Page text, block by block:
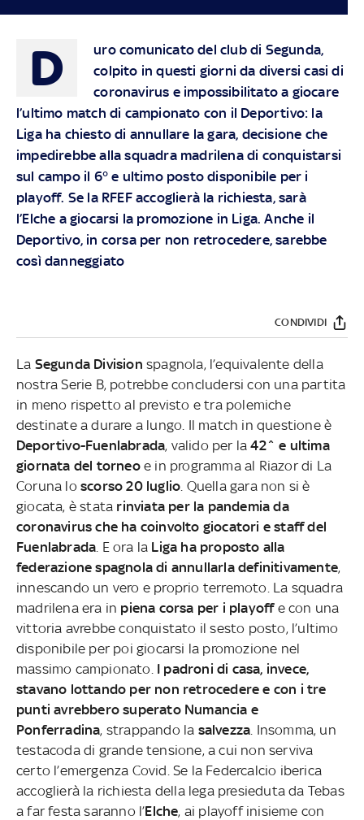
D
uro comunicato del club di Segunda,
colpito in questi giorni da diversi casi di
coronavirus e impossibilitato a giocare
l’ultimo match di campionato con il Deportivo: la
Liga ha chiesto di annullare la gara, decisione che
impedirebbe alla squadra madrilena di conquistarsi
sul campo il 6° e ultimo posto disponibile per i
playoff. Se la RFEF accoglierà la richiesta, sarà
l’Elche a giocarsi la promozione in Liga. Anche il
Deportivo, in corsa per non retrocedere, sarebbe
così danneggiato
CONDIVIDI
La Segunda Division spagnola, l’equivalente della
nostra Serie B, potrebbe concludersi con una partita
in meno rispetto al previsto e tra polemiche
destinate a durare a lungo. Il match in questione è
Deportivo-Fuenlabrada, valido per la42^ e ultima
giornata del torneoe in programma al Riazor di La
Coruna lo scorso 20 luglio . Quella gara non si è
giocata, è stata rinviata per la pandemia da
coronavirus che ha coinvolto giocatori e staff del
Fuenlabrada . E ora la Liga ha proposto alla
federazione spagnola di annullarla definitivamente,
innescando un vero e proprio terremoto. La squadra
madrilena era in piena corsa per i playoffe con una
vittoria avrebbe conquistato il sesto posto, l’ultimo
disponibile per poi giocarsi la promozione nel
massimo campionato. I padroni di casa, invece,
stavano lottando per non retrocedere e con i tre
punti avrebbero superato Numancia e
Ponferradina, strappando la salvezza . Insomma, un
testacoda di grande tensione, a cui non serviva
certo l’emergenza Covid. Se la Federcalcio iberica
accoglierà la richiesta della lega presieduta da Tebas
a far festa saranno l’Elche, ai playoff inisieme con